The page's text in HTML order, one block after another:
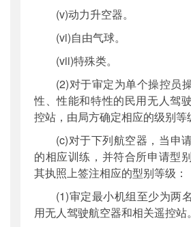
(v)动力升空器。
(vi)自由气球。
(vii)特殊类。
(2)对于审定为单个操控员
性、性能和特性的民用无人驾
控站，由局方确定相应的级别等
(c)对于下列航空器，当申
的相应训练，并符合所申请型
其执照上签注相应的型别等级：
(1)审定最小机组至少为两
用无人驾驶航空器和相关遥控站。